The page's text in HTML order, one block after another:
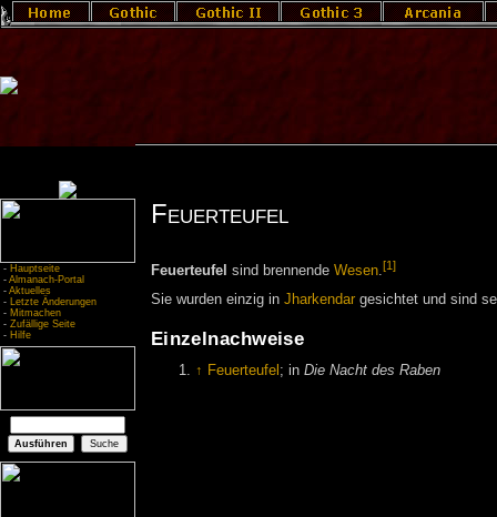
- Hauptseite
- Almanach-Portal
- Aktuelles
- Letzte Änderungen
- Mitmachen
- Zufällige Seite
- Hilfe
Feuerteufel
Feuerteufel sind brennende Wesen.[1]
Sie wurden einzig in Jharkendargesichtet und sind
Einzelnachweise
↑ Feuerteufel ; inDie Nacht des Raben